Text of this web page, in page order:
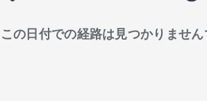
の日付での経路は見つかりませ